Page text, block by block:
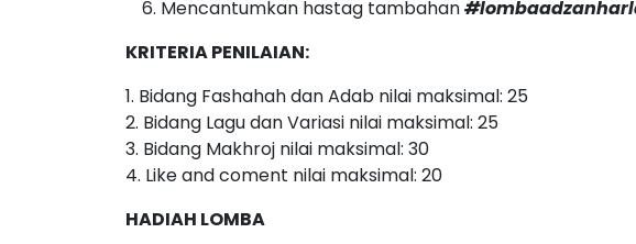
Mencantumkan hastag tambahan
KRITERIA PENILAIAN:
1. Bidang Fashahah dan Adab nilai maksimal: 25
2. Bidang Lagu dan Variasi nilai maksimal: 25
3. Bidang Makhroj nilai maksimal: 30
4. Like and coment nilai maksimal: 20
HADIAH LOMBA